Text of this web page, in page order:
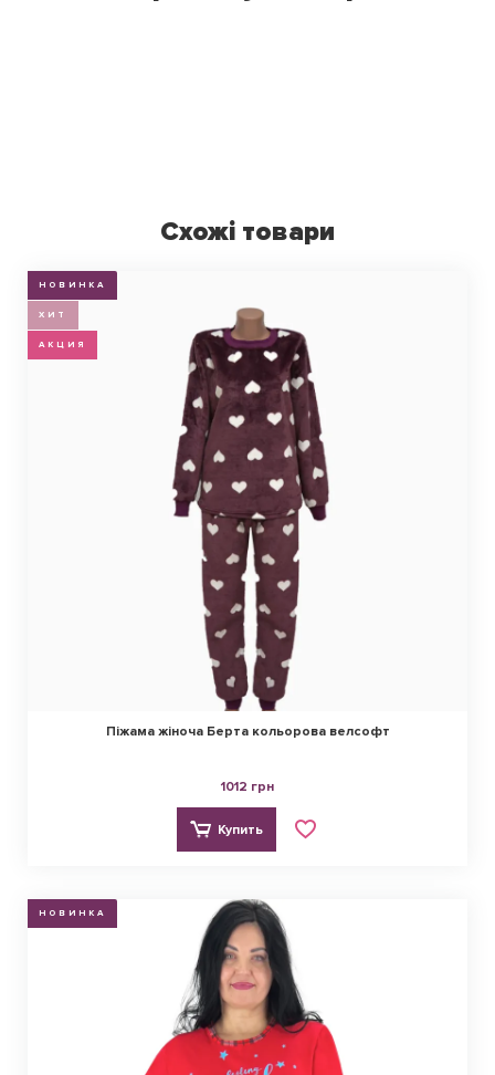
Схожі товари
НОВИНКА
ХИТ
АКЦИЯ
Піжама жіноча Берта кольорова велсофт
1012 грн
Купить
НОВИНКА